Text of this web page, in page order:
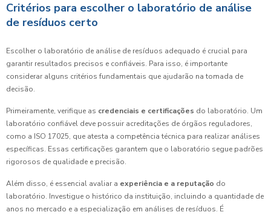
Critérios para escolher o laboratório de análise
de resíduos certo
Escolher o laboratório de análise de resíduos adequado é crucial para
garantir resultados precisos e confiáveis. Para isso, é importante
considerar alguns critérios fundamentais que ajudarão na tomada de
decisão.
Primeiramente, verifique as credenciais e certificações do laboratório. Um
laboratório confiável deve possuir acreditações de órgãos reguladores,
como a ISO 17025, que atesta a competência técnica para realizar análises
específicas. Essas certificações garantem que o laboratório segue padrões
rigorosos de qualidade e precisão.
Além disso, é essencial avaliar a experiência e a reputação do
laboratório. Investigue o histórico da instituição, incluindo a quantidade de
anos no mercado e a especialização em análises de resíduos. É